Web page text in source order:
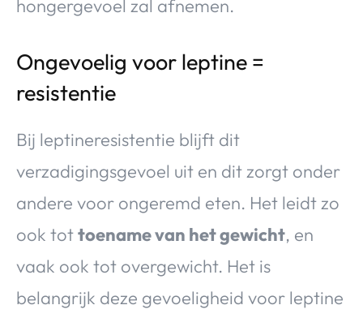
hongergevoel zal afnemen.
Ongevoelig voor leptine =
resistentie
Bij leptineresistentie blijft dit
verzadigingsgevoel uit en dit zorgt onder
andere voor ongeremd eten. Het leidt zo
ook tottoename van het gewicht, en
vaak ook tot overgewicht. Het is
belangrijk deze gevoeligheid voor leptine